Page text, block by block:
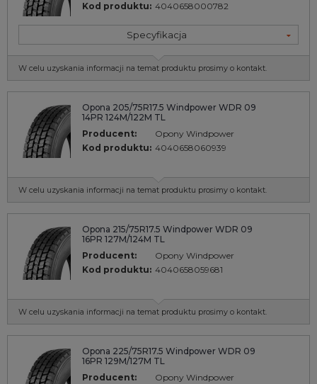
Kod produktu: 4040658000782
Specyfikacja
W celu uzyskania informacji na temat produktu prosimy o kontakt.
Opona 205/75R17.5 Windpower WDR 09
14PR 124M/122M TL
Producent:
Opony Windpower
Kod produktu: 4040658060939
W celu uzyskania informacji na temat produktu prosimy o kontakt.
Opona 215/75R17.5 Windpower WDR 09
16PR 127M/124M TL
Producent:
Opony Windpower
Kod produktu: 4040658059681
W celu uzyskania informacji na temat produktu prosimy o kontakt.
Opona 225/75R17.5 Windpower WDR 09
16PR 129M/127M TL
Producent:
Opony Windpower